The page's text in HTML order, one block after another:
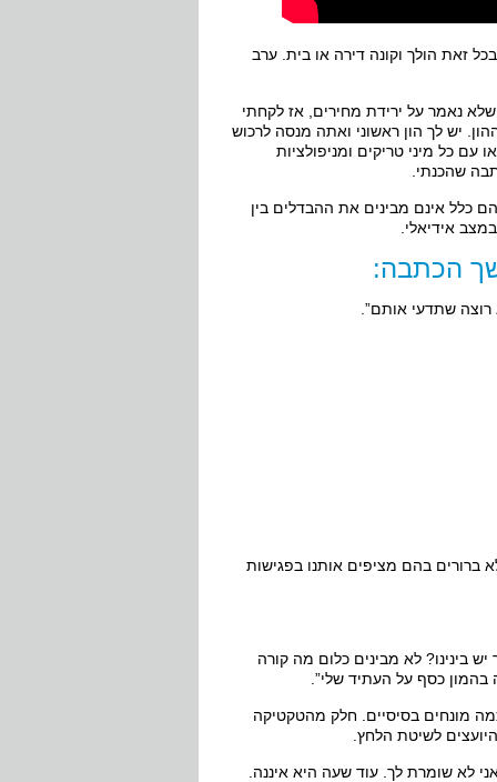
זאת הולך וקונה דירה או בית. ערב
שלא נאמר על ירידת מחירים, אז לקחתי
יש לך הון ראשוני ואתה מנסה לרכוש
כל מיני טריקים ומניפולציות
שהכנתי.
כלל אינם מבינים את ההבדלים בין
אידיאלי.
הכתבה:
רוצה שתדעי אותם”.
ברורים בהם מציפים אותנו בפגישות
בינינו? לא מבינים כלום מה קורה
כסף על העתיד שלי”.
מונחים בסיסיים. חלק מהטקטיקה
לשיטת הלחץ.
לא שומרת לך. עוד שעה היא איננה.